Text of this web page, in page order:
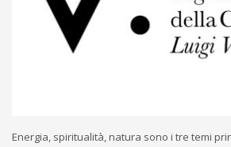
Energia, spiritualità, natura sono i tre temi